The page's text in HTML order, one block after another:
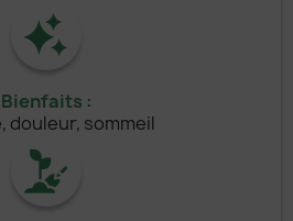
Bienfaits :
douleur, sommeil